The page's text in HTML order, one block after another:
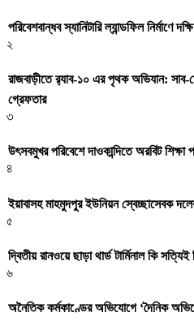
পরিবেশবান্ধব স্যানিটারি ল্যান্ডফিল নির্মাণে
২
রাজবাড়ীতে র‍্যাব-১০ এর পৃথক অভিযান: সাব-
গ্রেফতার
৩
উৎসবমুখর পরিবেশে দাওকান্দিতে অরবিট
৪
ইয়াবাসহ মাহমুদপুর ইউনিয়ন স্বেচ্ছাসেবক
৫
দ্বিতীয় রানওয়ে ছাড়া থার্ড টার্মিনাল কি
৬
অনৈতিক কর্মকাণ্ডের অভিযোগে ‘দৈনিক